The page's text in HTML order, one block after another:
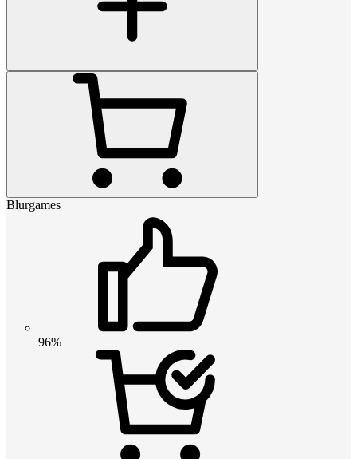
Blurgames
96%